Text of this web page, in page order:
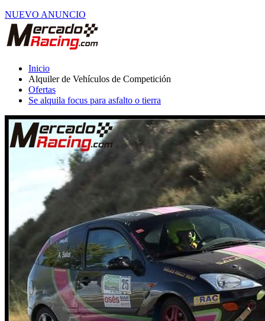
NUEVO ANUNCIO
Inicio
Alquiler de Vehículos de Competición
Ofertas
Se alquila focus para asfalto o tierra